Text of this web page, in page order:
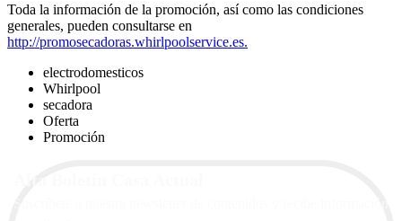
Toda la información de la promoción, así como las condiciones
generales, pueden consultarse en
http://promosecadoras.whirlpoolservice.es.
electrodomesticos
Whirlpool
secadora
Oferta
Promoción